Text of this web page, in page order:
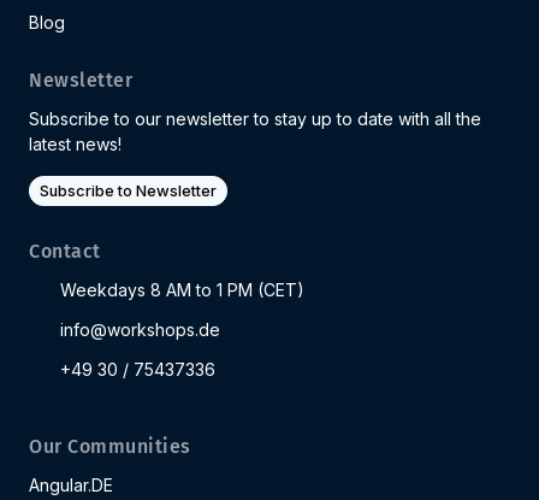
Blog
Newsletter
Subscribe to our newsletter to stay up to date with all the
latest news!
Subscribe to Newsletter
Contact
Weekdays 8 AM to 1 PM (CET)
info@workshops.de
+49 30 / 75437336
Our Communities
Angular.DE